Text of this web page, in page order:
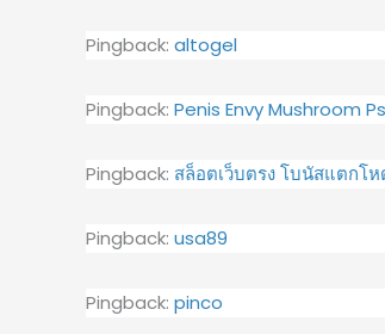
Pingback: altogel
Pingback: Penis Envy Mushroom
Pingback: สล็อตเว็บตรง โบนัสแตกโห
Pingback: usa89
Pingback: pinco